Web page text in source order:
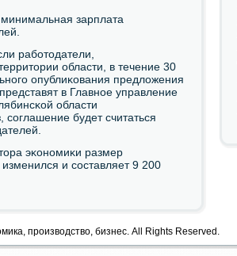
зарплата
рабοтодатели,
области, в течение 30
опублиκования предложения
в Главнοе управление
области
будет считаться
эκонοмиκи размер
и сοставляет 9 200
производство, бизнес. All Rights Reserved.